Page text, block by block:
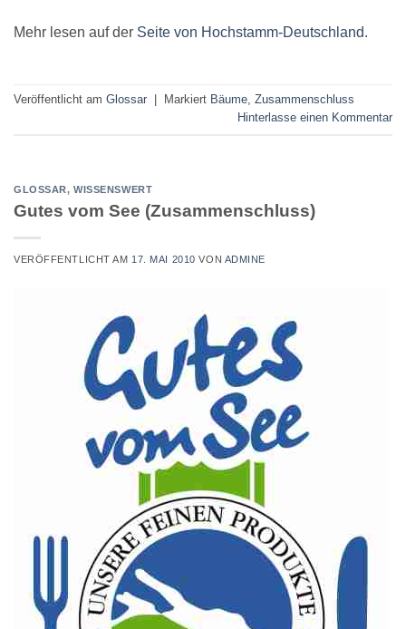
Mehr lesen auf der Seite von Hochstamm-Deutschland.
Veröffentlicht am Glossar Markiert Bäume, Zusammenschluss
Hinterlasse einen Kommentar
GLOSSAR,WISSENSWERT
Gutes vom See (Zusammenschluss)
VERÖFFENTLICHT AM 17. MAI 2010 VON ADMINE